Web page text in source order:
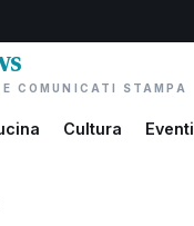
COMUNICATI STAMPA
Cultura Eventi